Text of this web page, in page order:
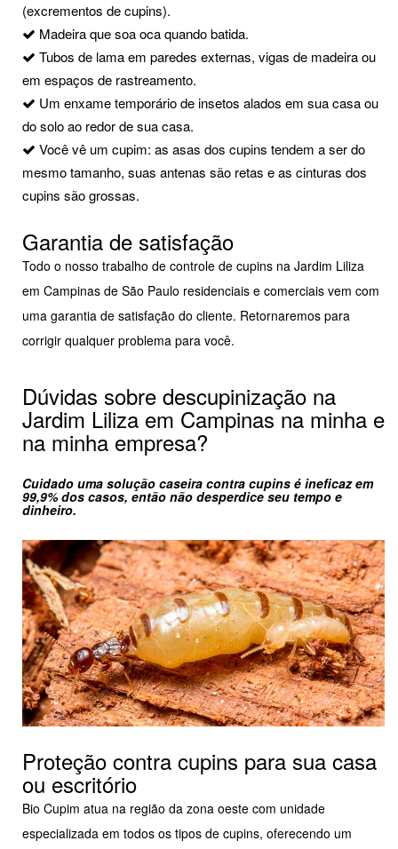
(excrementos de cupins).
Madeira que soa oca quando batida.
Tubos de lama em paredes externas, vigas de madeira ou
em espaços de rastreamento.
Um enxame temporário de insetos alados em sua casa ou
do solo ao redor de sua casa.
Você vê um cupim: as asas dos cupins tendem a ser do
mesmo tamanho, suas antenas são retas e as cinturas dos
cupins são grossas.
Garantia de satisfação
Todo o nosso trabalho de controle de cupins na Jardim Liliza
em Campinas de São Paulo residenciais e comerciais vem com
uma garantia de satisfação do cliente. Retornaremos para
corrigir qualquer problema para você.
Dúvidas sobre descupinização na
Jardim Liliza em Campinas na minha e
na minha empresa?
Cuidado uma solução caseira contra cupins é ineficaz em
99,9% dos casos, então não desperdice seu tempo e
dinheiro.
Proteção contra cupins para sua casa
ou escritório
Bio Cupim atua na região da zona oeste com unidade
especializada em todos os tipos de cupins, oferecendo um